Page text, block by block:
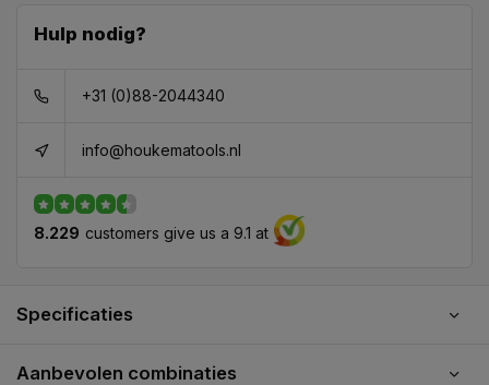
Hulp nodig?
+31 (0)88-2044340
info@houkematools.nl
8.229 customers give us a 9.1 at
Specificaties
Aanbevolen combinaties